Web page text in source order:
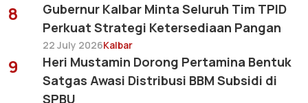
8
Gubernur Kalbar Minta Seluruh Tim TPID
Perkuat Strategi Ketersediaan Pangan
22 July 2026Kalbar
9
Heri Mustamin Dorong Pertamina Bentuk
Satgas Awasi Distribusi BBM Subsidi di
SPBU